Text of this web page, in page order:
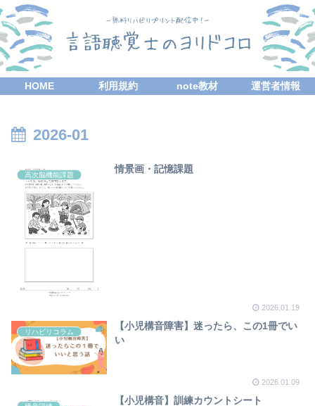
HOME 利用規約 note教材 運営者情報
2026-01
高次脳機能課題
情景画・記憶課題
2026.01.19
リハビリコラム
【小児構音障害】迷ったら、この1冊でい
い
2026.01.09
【小児構音】訓練カウントシート